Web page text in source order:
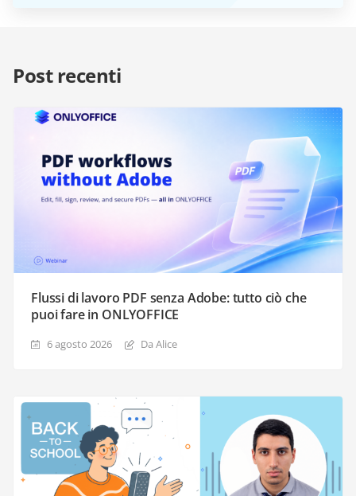
Post recenti
Flussi di lavoro PDF senza Adobe: tutto ciò che
puoi fare in ONLYOFFICE
6 agosto 2026 Da Alice